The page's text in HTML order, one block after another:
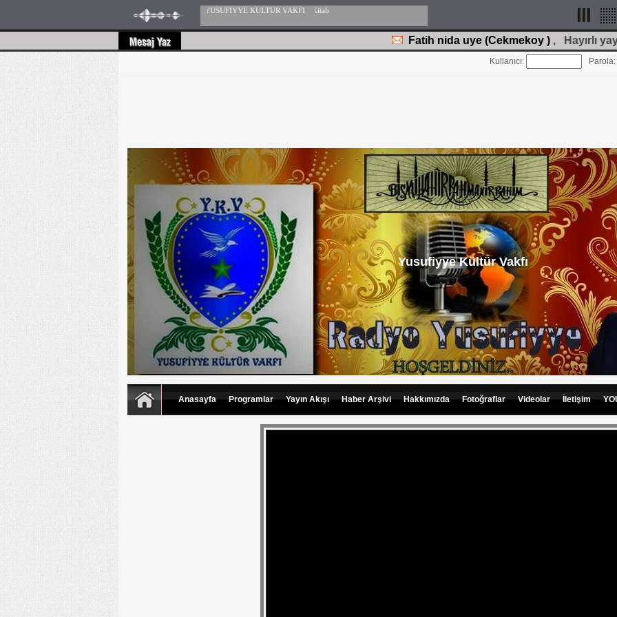
Fatih nida uye (Cekmekoy ), Hayırlı
Kullanıcı: Parola:
Yusufiyye Kültür Vakfı
Anasayfa Programlar Yayın Akışı Haber Arşivi Hakkımızda Fotoğraflar Videolar İletişim